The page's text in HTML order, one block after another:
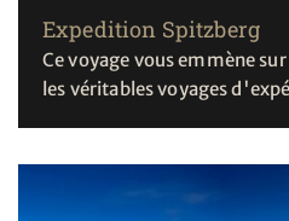
Expedition Spitzberg
Ce voyage vous emmène
les véritables voyages